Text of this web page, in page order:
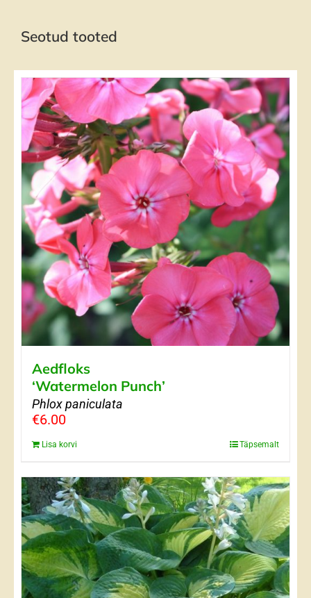
Seotud tooted
Aedfloks
‘Watermelon Punch’
Phlox paniculata
€6.00
Lisa korvi Täpsemalt